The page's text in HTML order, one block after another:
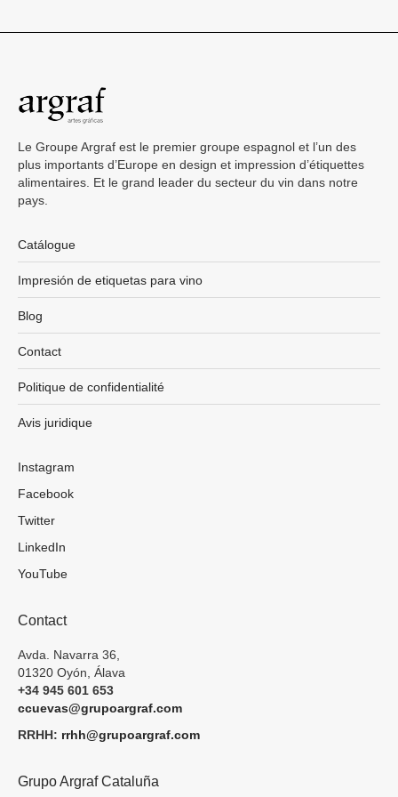
Le Groupe Argraf est le premier groupe espagnol et l’un des
plus importants d’Europe en design et impression d’étiquettes
alimentaires. Et le grand leader du secteur du vin dans notre
pays.
Catálogue
Impresión de etiquetas para vino
Blog
Contact
Politique de confidentialité
Avis juridique
Instagram
Facebook
Twitter
LinkedIn
YouTube
Contact
Avda. Navarra 36,
01320 Oyón, Álava
+34 945 601 653
ccuevas@grupoargraf.com
RRHH: rrhh@grupoargraf.com
Grupo Argraf Cataluña